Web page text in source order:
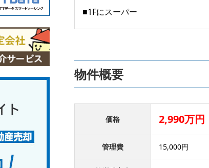
■1Fにスーパー
物件概要
価格 2,990万円
管理費 15,000円